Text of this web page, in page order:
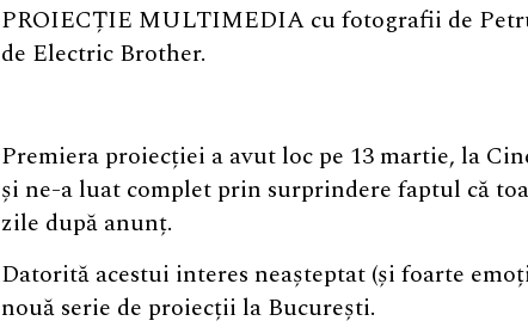
PROIECȚIE MULTIMEDIA cu fotografii de
de Electric Brother.
Premiera proiecției a avut loc pe 13 martie, la
și ne-a luat complet prin surprindere faptul că
zile după anunț.
Datorită acestui interes neașteptat (și foarte
nouă serie de proiecții la București.